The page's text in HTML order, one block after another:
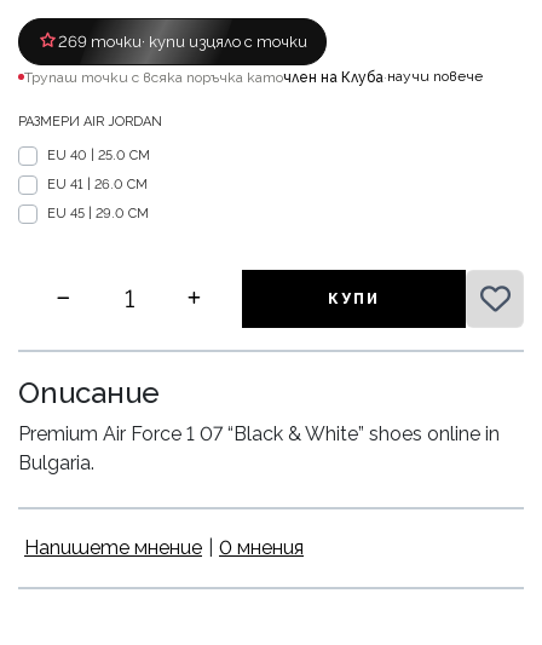
269 точки· купи изцяло с точки
Трупаш точки с всяка поръчка каточлен на Клуба·научи повече
РАЗМЕРИ AIR JORDAN
ЕU 40 | 25.0 CM
EU 41 | 26.0 CM
EU 45 | 29.0 CM
КУПИ
Описание
Premium Air Force 1 07 “Black & White” shoes online in
Bulgaria.
Напишете мнение 0 мнения